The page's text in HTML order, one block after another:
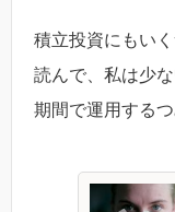
積立投資にもい
読んで、私は少
期間で運用する